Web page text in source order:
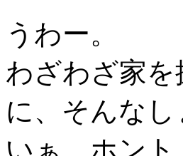
うわー。
わざわざ家
に、そんな
いぁ、ホン